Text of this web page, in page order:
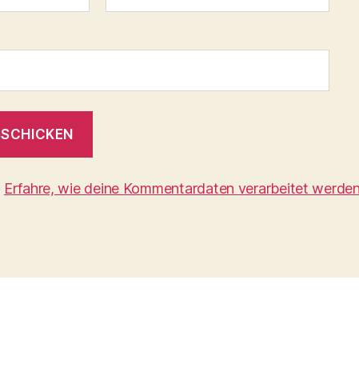
Erfahre, wie deine Kommentardaten verarbeitet